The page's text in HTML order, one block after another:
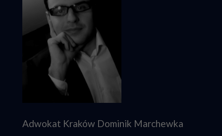
Adwokat Kraków Dominik Marchewka